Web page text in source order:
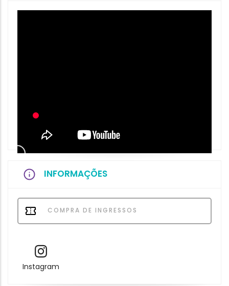
INFORMAÇÕES
COMPRA DE INGRESSOS
Instagram